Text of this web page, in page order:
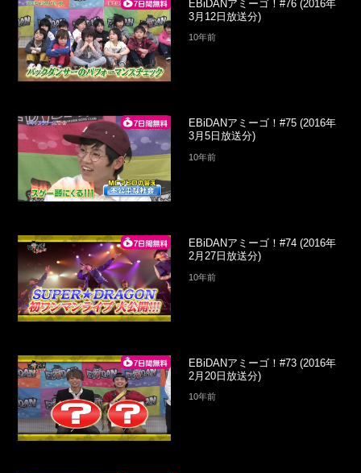
EBiDANアミーゴ！#76 (2016年
3月12日放送分)
10年前
EBiDANアミーゴ！#75 (2016年
3月5日放送分)
10年前
EBiDANアミーゴ！#74 (2016年
2月27日放送分)
10年前
EBiDANアミーゴ！#73 (2016年
2月20日放送分)
10年前